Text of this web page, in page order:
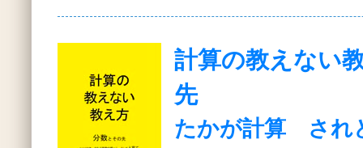
計算の教えない
先
たかが計算 され